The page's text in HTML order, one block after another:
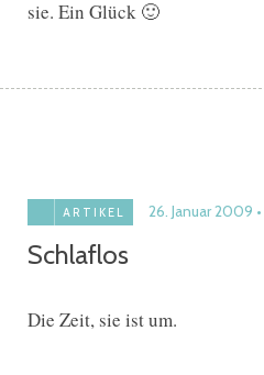
sie. Ein Glück 🙂
ARTIKEL 26. Januar 2009
Schlaflos
Die Zeit, sie ist um.